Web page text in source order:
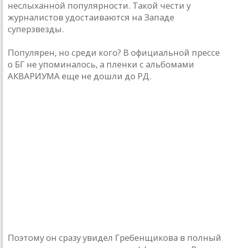
неслыханной популярности. Такой чести у
журналистов удостаиваются на Западе
суперзвезды.
Популярен, но среди кого? В официальной прессе
о БГ не упоминалось, а пленки с альбомами
АКВАРИУМА еще не дошли до РД.
Поэтому он сразу увидел Гребенщикова в полный